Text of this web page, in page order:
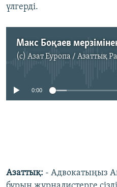
үлгерді.
(c) Азат Еуропа / Азаттық
No media source
0:00
Азаттық: - Адвокатыңыз